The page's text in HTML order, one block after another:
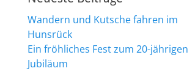
Wandern und Kutsche fahren im
Hunsrück
Ein fröhliches Fest zum 20-jährigen
Jubiläum